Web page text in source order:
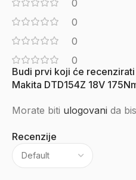
0
0
0
0
Recenzije
Budi prvi koji će
Makita DTD154Z 18V
Morate biti ulogovani da